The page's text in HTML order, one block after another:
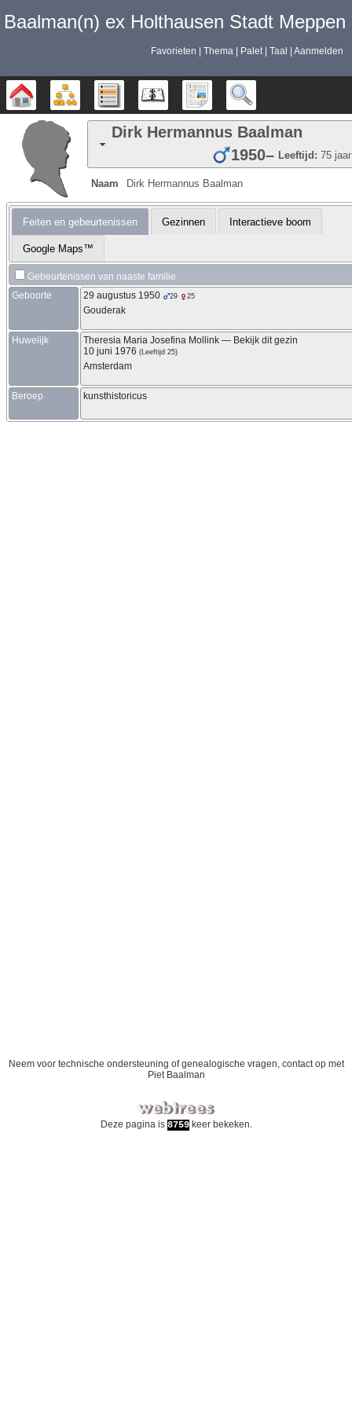
Baalman‎‎‎‎‎(n)‎‎‎‎‎ ex Holthausen Stadt Meppen
Favorieten Thema Palet Taal Aanmelden
Stamboom DiagrammenLijsten Kalender Rapporten
Dirk Hermannus Baalman
Leeftijd: 75 jaar
1950–
Naam Dirk Hermannus Baalman
Feiten en gebeurtenissen Gezinnen Interactieve boom
Google Maps™
Gebeurtenissen van naaste familie
Geboorte
29 augustus 1950 29 25
Gouderak
Huwelijk Theresia Maria Josefina Mollink — Bekijk dit gezin
10 juni 1976 (Leeftijd 25)
Amsterdam
Beroep kunsthistoricus
Neem voor technische ondersteuning of genealogische vragen, contact op met
Piet Baalman
Deze pagina is 8759keer bekeken.